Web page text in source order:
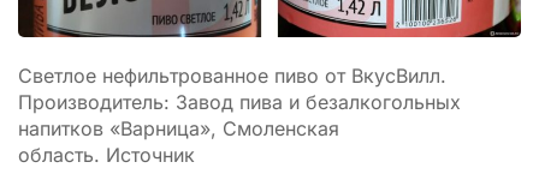
Светлое нефильтрованное пиво от ВкусВилл.
Производитель: Завод пива и безалкогольных
напитков «Варница», Смоленская
область. Источник